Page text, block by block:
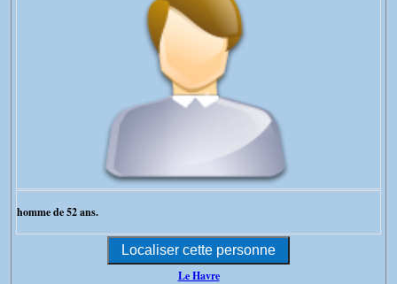
homme de 52 ans.
Le Havre